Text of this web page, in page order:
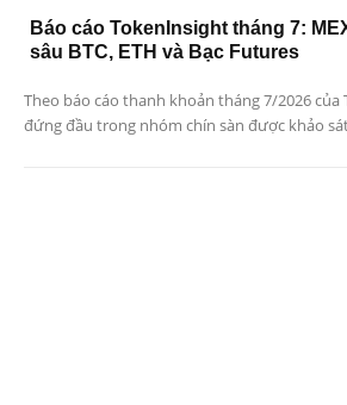
Báo cáo TokenInsight tháng 7:
sâu BTC, ETH và Bạc Futures
Theo báo cáo thanh khoản tháng 7/2026 của
đứng đầu trong nhóm chín sàn được khảo